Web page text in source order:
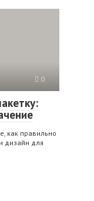
0
как правильно
дизайн для